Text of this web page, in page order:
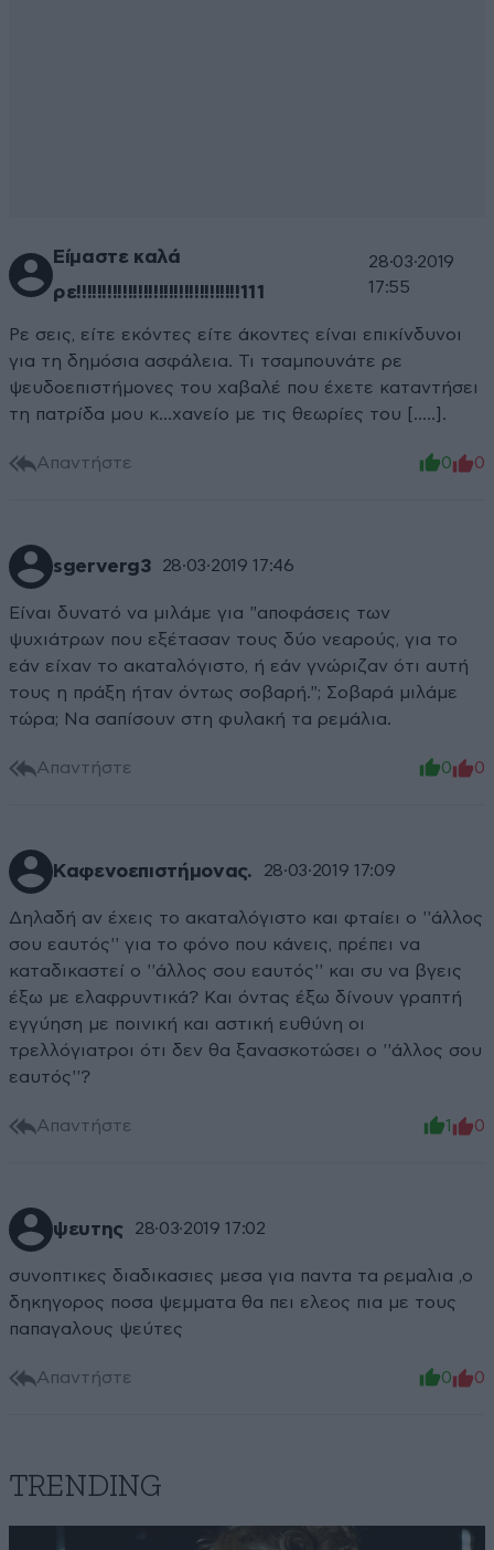
Είμαστε καλά
ρε!!!!!!!!!!!!!!!!!!!!!!!!!!!!!!!!111
28·03·2019
17:55
Ρε σεις, είτε εκόντες είτε άκοντες είναι επικίνδυνοι
για τη δημόσια ασφάλεια. Τι τσαμπουνάτε ρε
ψευδοεπιστήμονες του χαβαλέ που έχετε καταντήσει
τη πατρίδα μου κ...χανείο με τις θεωρίες του [.....].
Απαντήστε 0 0
sgerverg3 28·03·2019 17:46
Είναι δυνατό να μιλάμε για "αποφάσεις των
ψυχιάτρων που εξέτασαν τους δύο νεαρούς, για το
εάν είχαν το ακαταλόγιστο, ή εάν γνώριζαν ότι αυτή
τους η πράξη ήταν όντως σοβαρή."; Σοβαρά μιλάμε
τώρα; Να σαπίσουν στη φυλακή τα ρεμάλια.
Απαντήστε 0 0
Καφενοεπιστήμονας. 28·03·2019 17:09
Δηλαδή αν έχεις το ακαταλόγιστο και φταίει ο ''άλλος
σου εαυτός'' για το φόνο που κάνεις, πρέπει να
καταδικαστεί ο ''άλλος σου εαυτός'' και συ να βγεις
έξω με ελαφρυντικά? Και όντας έξω δίνουν γραπτή
εγγύηση με ποινική και αστική ευθύνη οι
τρελλόγιατροι ότι δεν θα ξανασκοτώσει ο ''άλλος σου
εαυτός''?
Απαντήστε 1 0
ψευτης 28·03·2019 17:02
συνοπτικες διαδικασιες μεσα για παντα τα ρεμαλια ,ο
δηκηγορος ποσα ψεμματα θα πει ελεος πια με τους
παπαγαλους ψεύτες
Απαντήστε 0 0
TRENDING